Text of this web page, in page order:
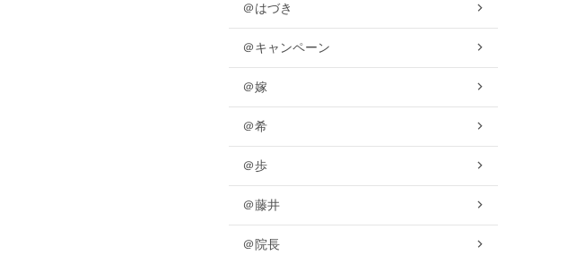
＠はづき
＠キャンペーン
＠嫁
＠希
＠歩
＠藤井
＠院長